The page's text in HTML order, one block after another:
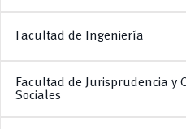
Facultad de Ingeniería
Facultad de Jurisprudencia y
Sociales